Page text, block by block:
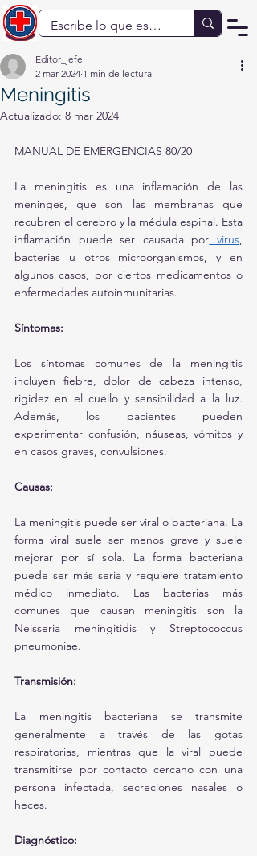
Meningitis
Editor_jefe
2 mar 2024 1 min de lectura
Actualizado: 8 mar 2024
MANUAL DE EMERGENCIAS 80/20
La meningitis es una inflamación de las
meninges, que son las membranas que
recubren el cerebro y la médula espinal. Esta
inflamación puede ser causada por virus,
bacterias u otros microorganismos, y en
algunos casos, por ciertos medicamentos o
enfermedades autoinmunitarias.
Síntomas:
Los síntomas comunes de la meningitis
incluyen fiebre, dolor de cabeza intenso,
rigidez en el cuello y sensibilidad a la luz.
Además, los pacientes pueden
experimentar confusión, náuseas, vómitos y
en casos graves, convulsiones.
Causas:
La meningitis puede ser viral o bacteriana. La
forma viral suele ser menos grave y suele
mejorar por sí sola. La forma bacteriana
puede ser más seria y requiere tratamiento
médico inmediato. Las bacterias más
comunes que causan meningitis son la
Neisseria meningitidis y Streptococcus
pneumoniae.
Transmisión:
La meningitis bacteriana se transmite
generalmente a través de las gotas
respiratorias, mientras que la viral puede
transmitirse por contacto cercano con una
persona infectada, secreciones nasales o
heces.
Diagnóstico: